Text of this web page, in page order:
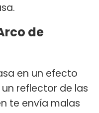
de
en un efecto
reflector de las
te envía malas